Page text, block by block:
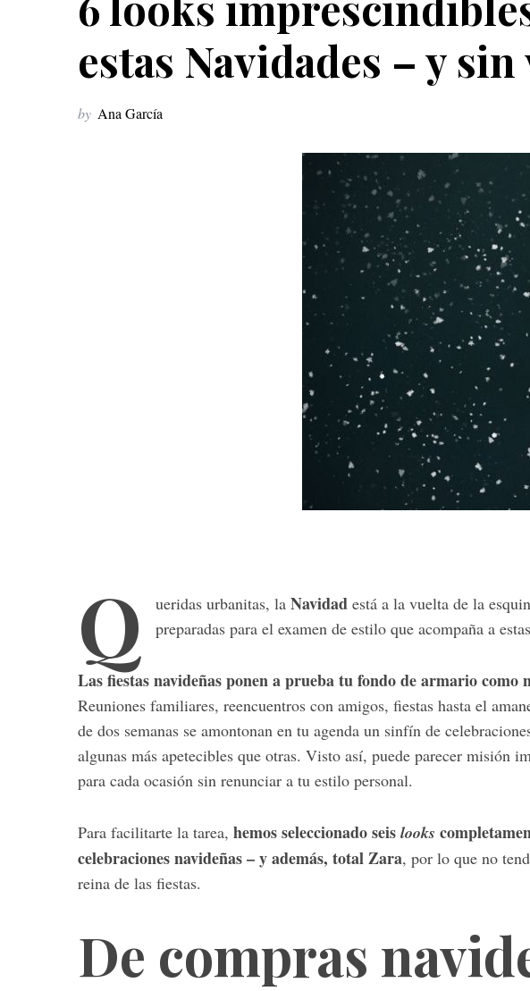
estas Navidades – y
by Ana García
Q ueridas urbanitas, la Navidad está a la vuelta de la
preparadas para el examen de estilo que acompaña a
Las fiestas navideñas ponen a prueba tu fondo de armario como
Reuniones familiares, reencuentros con amigos, fiestas hasta el
de dos semanas se amontonan en tu agenda un sinfín de
algunas más apetecibles que otras. Visto así, puede parecer misión
para cada ocasión sin renunciar a tu estilo personal.
Para facilitarte la tarea, hemos seleccionado seis looks
celebraciones navideñas – y además, total Zara, por lo que no
reina de las fiestas.
De compras